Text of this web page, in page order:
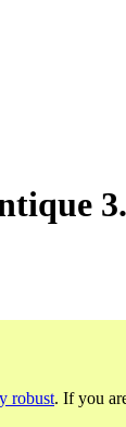
robust. If you